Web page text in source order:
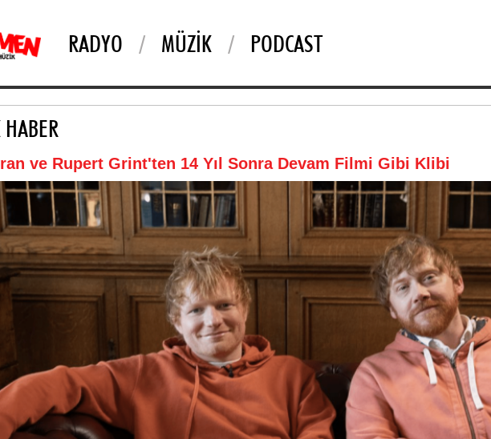
RADYO MÜZIK PODCAST
ve Rupert Grint'ten 14 Yıl Sonra Devam Filmi Gibi Klibi